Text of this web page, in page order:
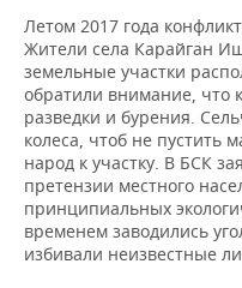
Летом 2017 года
Жители села Карайган
земельные участки
обратили внимание, что
разведки и бурения.
колеса, чтоб не пустить
народ к участку. В БСК
претензии местного
принципиальных
временем заводились
избивали неизвестные